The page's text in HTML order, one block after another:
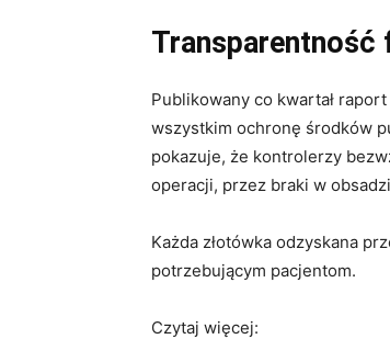
Transparentność
Publikowany co kwartał
wszystkim ochronę środków
pokazuje, że kontrolerzy
operacji, przez braki w
Każda złotówka odzyskana
potrzebującym pacjentom.
Czytaj więcej: